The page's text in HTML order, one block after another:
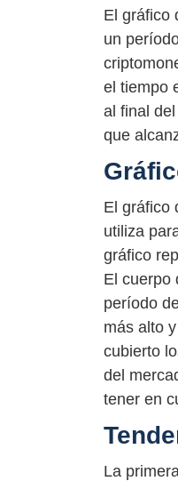
El gráfico
un
el tiempo
al final
que
El gráfico
utiliza
gráfico
El cuerpo
período
más alto
cubierto
del
tener en
La